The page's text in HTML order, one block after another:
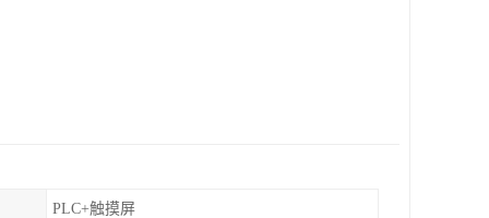
PLC+触摸屏